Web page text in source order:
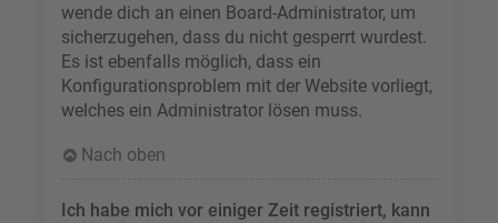
wende dich an einen Board-Administrator, um
sicherzugehen, dass du nicht gesperrt wurdest.
Es ist ebenfalls möglich, dass ein
Konfigurationsproblem mit der Website vorliegt,
welches ein Administrator lösen muss.
Nach oben
Ich habe mich vor einiger Zeit registriert, kann